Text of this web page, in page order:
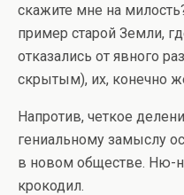
скажите мне на
пример старой Земли,
отказались от явного
скрытым), их, конечно
Напротив, четкое
гениальному замыслу
в новом обществе. Ню-
крокодил.